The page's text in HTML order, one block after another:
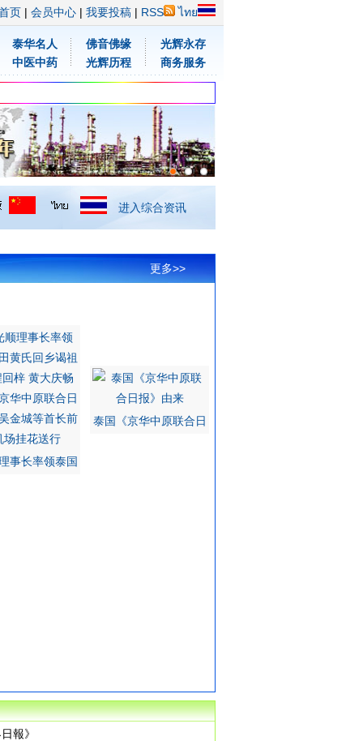
页 | 会员中心 | 我要投稿 | RSS ไทย
泰华名人
中医中药
佛音佛缘
光辉历程
光辉永存
商务服务
进入综合资讯
更多>>
事长率领泰国
泰国《京华中原联合日
報》